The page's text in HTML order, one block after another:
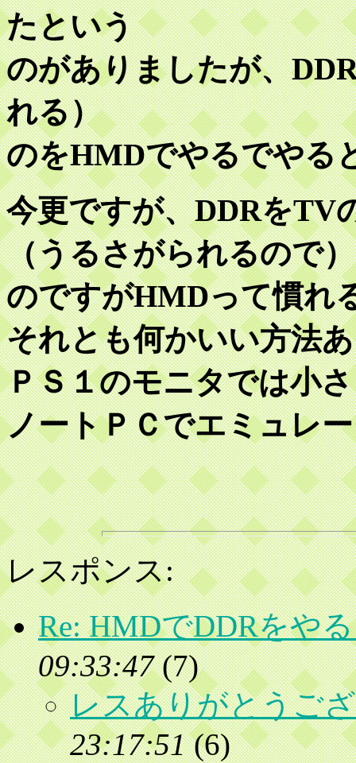
たという
のがありましたが、
れる）
のをHMDでやるでやる
今更ですが、DDRをTV
（うるさがられるので）
のですがHMDって慣れ
それとも何かいい方法
ＰＳ１のモニタでは小
ノートＰＣでエミュレ
レスポンス:
Re: HMDでDDRをや
09:33:47(7)
レスありがとうご
23:17:51(6)